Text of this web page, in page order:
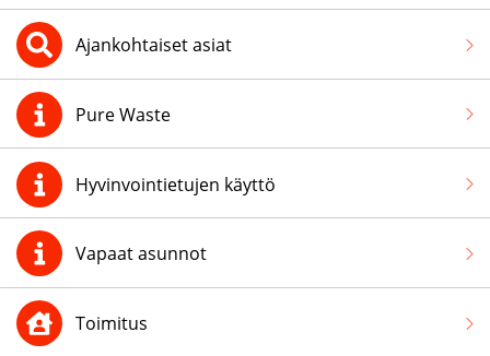
Ajankohtaiset asiat
Pure Waste
Hyvinvointietujen käyttö
Vapaat asunnot
Toimitus